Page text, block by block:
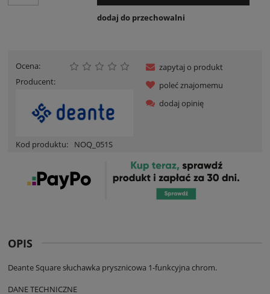
dodaj do przechowalni
Ocena:
Producent:
Kod produktu: NOQ_051S
zapytaj o produkt
poleć znajomemu
dodaj opinię
OPIS
Deante Square słuchawka prysznicowa 1-funkcyjna chrom.
DANE TECHNICZNE